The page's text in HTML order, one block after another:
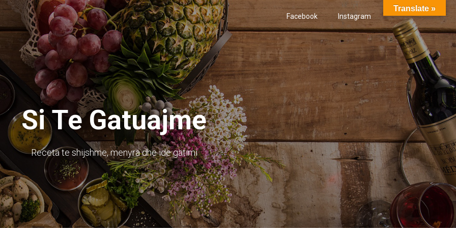
Facebook Instagram
Si Te Gatuajme
Receta te shijshme, menyra dhe ide gatimi
Translate »